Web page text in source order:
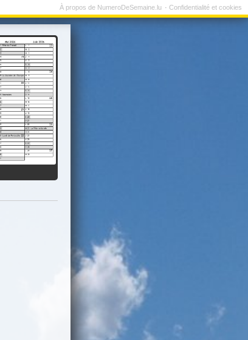
À propos de NumeroDeSemaine.lu Confidentialité et cookies